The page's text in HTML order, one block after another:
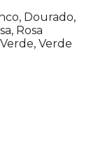
Dourado,
Rosa
Verde